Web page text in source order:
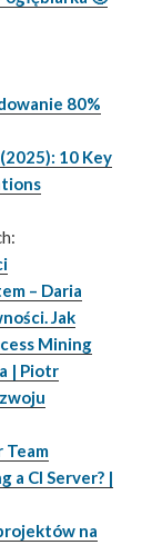
80%
10 Key
– Daria
Jak
Mining
| Piotr
Team
a CI Server? |
na